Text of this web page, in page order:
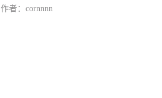
作者： cornnnn